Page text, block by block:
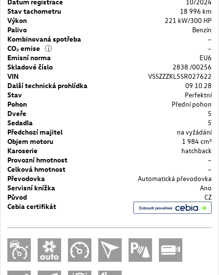
Stav tachometru
18 996 km
Výkon
221 kW/300 HP
Palivo
Benzín
Kombinovaná spotřeba
–
CO₂ emise
i
–
Emisní norma
EU6
Skladové číslo
2838 /00256
VIN
VSSZZZKL5SR027622
Další technická prohlídka
09.10.28
Stav
Perfektní
Pohon
Přední pohon
Dveře
5
Sedadla
5
Předchozí majitel
na vyžádání
Objem motoru
1 984 cm³
Karoserie
hatchback
Provozní hmotnost
–
Celková hmotnost
–
Převodovka
Automatická převodovka
Servisní knížka
Ano
Původ
CZ
Cebia certifikát